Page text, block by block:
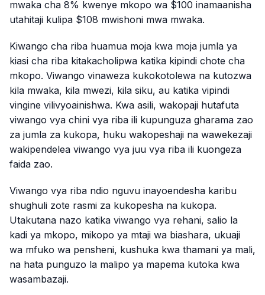
mwaka cha 8% kwenye mkopo wa $100 inamaanisha
utahitaji kulipa $108 mwishoni mwa mwaka.
Kiwango cha riba huamua moja kwa moja jumla ya
kiasi cha riba kitakacholipwa katika kipindi chote cha
mkopo. Viwango vinaweza kukokotolewa na kutozwa
kila mwaka, kila mwezi, kila siku, au katika vipindi
vingine vilivyoainishwa. Kwa asili, wakopaji hutafuta
viwango vya chini vya riba ili kupunguza gharama zao
za jumla za kukopa, huku wakopeshaji na wawekezaji
wakipendelea viwango vya juu vya riba ili kuongeza
faida zao.
Viwango vya riba ndio nguvu inayoendesha karibu
shughuli zote rasmi za kukopesha na kukopa.
Utakutana nazo katika viwango vya rehani, salio la
kadi ya mkopo, mikopo ya mtaji wa biashara, ukuaji
wa mfuko wa pensheni, kushuka kwa thamani ya mali,
na hata punguzo la malipo ya mapema kutoka kwa
wasambazaji.